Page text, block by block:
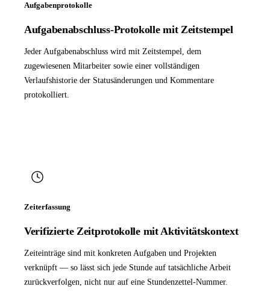
Aufgabenprotokolle
Aufgabenabschluss-Protokolle mit Zeitstempel
Jeder Aufgabenabschluss wird mit Zeitstempel, dem
zugewiesenen Mitarbeiter sowie einer vollständigen
Verlaufshistorie der Statusänderungen und Kommentare
protokolliert.
Zeiterfassung
Verifizierte Zeitprotokolle mit Aktivitätskontext
Zeiteinträge sind mit konkreten Aufgaben und Projekten
verknüpft — so lässt sich jede Stunde auf tatsächliche Arbeit
zurückverfolgen, nicht nur auf eine Stundenzettel-Nummer.